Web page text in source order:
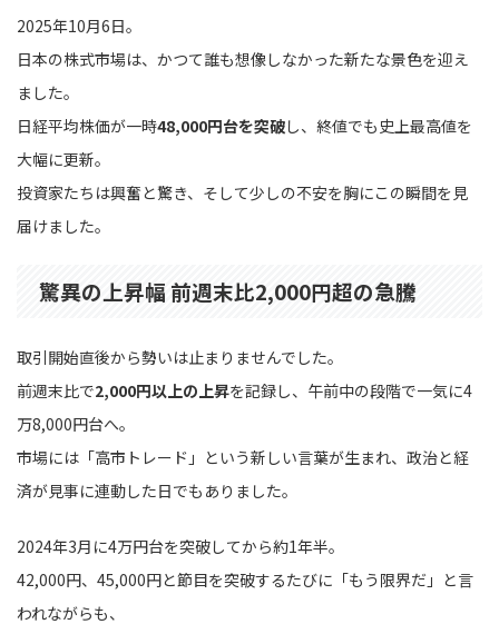
2025年10月6日。
日本の株式市場は、かつて誰も想像しなかった新たな景色を迎え
ました。
日経平均株価が一時48,000円台を突破し、終値でも史上最高値を
大幅に更新。
投資家たちは興奮と驚き、そして少しの不安を胸にこの瞬間を見
届けました。
驚異の上昇幅 前週末比2,000円超の急騰
取引開始直後から勢いは止まりませんでした。
前週末比で2,000円以上の上昇を記録し、午前中の段階で一気に4
万8,000円台へ。
市場には「高市トレード」という新しい言葉が生まれ、政治と経
済が見事に連動した日でもありました。
2024年3月に4万円台を突破してから約1年半。
42,000円、45,000円と節目を突破するたびに「もう限界だ」と言
われながらも、